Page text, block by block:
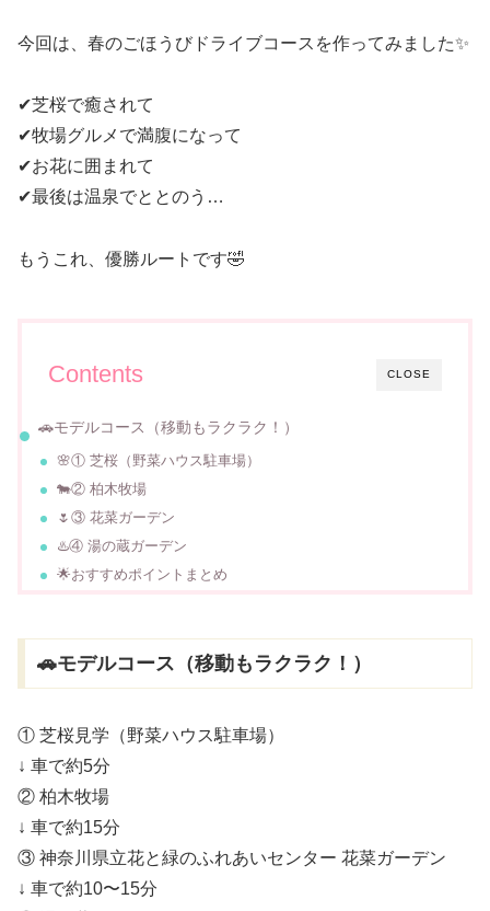
今回は、春のごほうびドライブコースを作ってみました✨
✔芝桜で癒されて
✔牧場グルメで満腹になって
✔お花に囲まれて
✔最後は温泉でととのう…
もうこれ、優勝ルートです🤣
CLOSE
Contents
🚗モデルコース（移動もラクラク！）
🌸① 芝桜（野菜ハウス駐車場）
🐄② 柏木牧場
🌷③ 花菜ガーデン
♨️④ 湯の蔵ガーデン
🌟おすすめポイントまとめ
🚗モデルコース（移動もラクラク！）
① 芝桜見学（野菜ハウス駐車場）
↓ 車で約5分
② 柏木牧場
↓ 車で約15分
③ 神奈川県立花と緑のふれあいセンター 花菜ガーデン
↓ 車で約10〜15分